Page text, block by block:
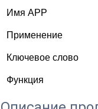
Имя APP
Применение
Ключевое слово
Функция